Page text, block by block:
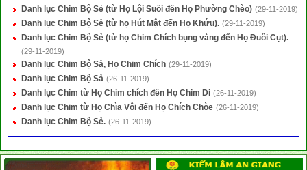
Danh lục Chim Bộ Sẻ (từ Họ Lội Suối đến Họ Phường Chèo) (29-11-2019)
Danh lục Chim Bộ Sẻ (từ họ Hút Mật đến Họ Khứu). (29-11-2019)
Danh lục Chim Bộ Sẻ (từ họ Chim Chích bụng vàng đến Họ Đuôi Cụt).
(29-11-2019)
Danh lục Chim Bộ Sả, Họ Chim Chích (29-11-2019)
Danh lục Chim Bộ Sả (26-11-2019)
Danh lục Chim từ Họ Chim chích đến Họ Chim Di (26-11-2019)
Danh lục Chim từ Họ Chìa Vôi đến Họ Chích Chòe (26-11-2019)
Danh lục Chim Bộ Sẻ. (26-11-2019)